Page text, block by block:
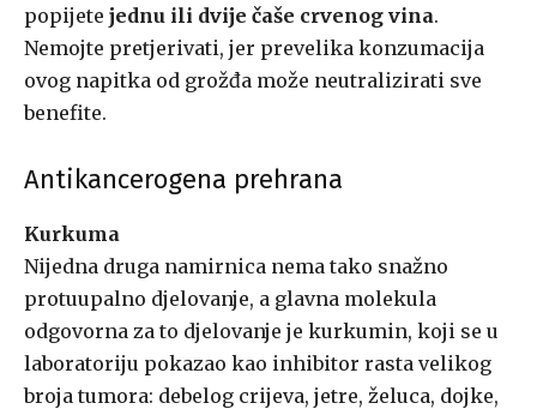
popijete jednu ili dvije čaše crvenog vina.
Nemojte pretjerivati​​, jer prevelika konzumacija
ovog napitka od grožđa može neutralizirati sve
benefite.
Antikancerogena prehrana
Kurkuma
Nijedna druga namirnica nema tako snažno
protuupalno djelovanje, a glavna molekula
odgovorna za to djelovanje je kurkumin, koji se u
laboratoriju pokazao kao inhibitor rasta velikog
broja tumora: debelog crijeva, jetre, želuca, dojke,